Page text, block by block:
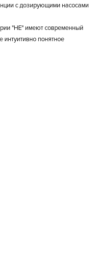
с дозирующими насосами
"HE" имеют современный
понятное